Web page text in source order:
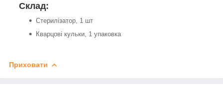
Склад:
Cтерилізатор, 1 шт
Кварцові кульки, 1 упаковка
Приховати